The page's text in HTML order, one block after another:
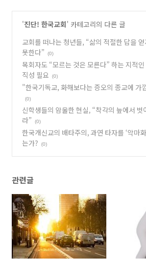
'진단! 한국교회' 카테고리의 다른 글
교회를 떠나는 청년들, “삶의 적절한 답을 얻
못한다”
(0)
목회자도 “모르는 것은 모른다” 하는 지적인
직성 필요
(0)
"한국기독교, 화해보다는 증오의 종교에 가
(0)
신학생들의 암울한 현실, “착각의 늪에서 벗
라”
(0)
한국개신교의 배타주의, 과연 타자를 ‘악마
는가?
(0)
관련글